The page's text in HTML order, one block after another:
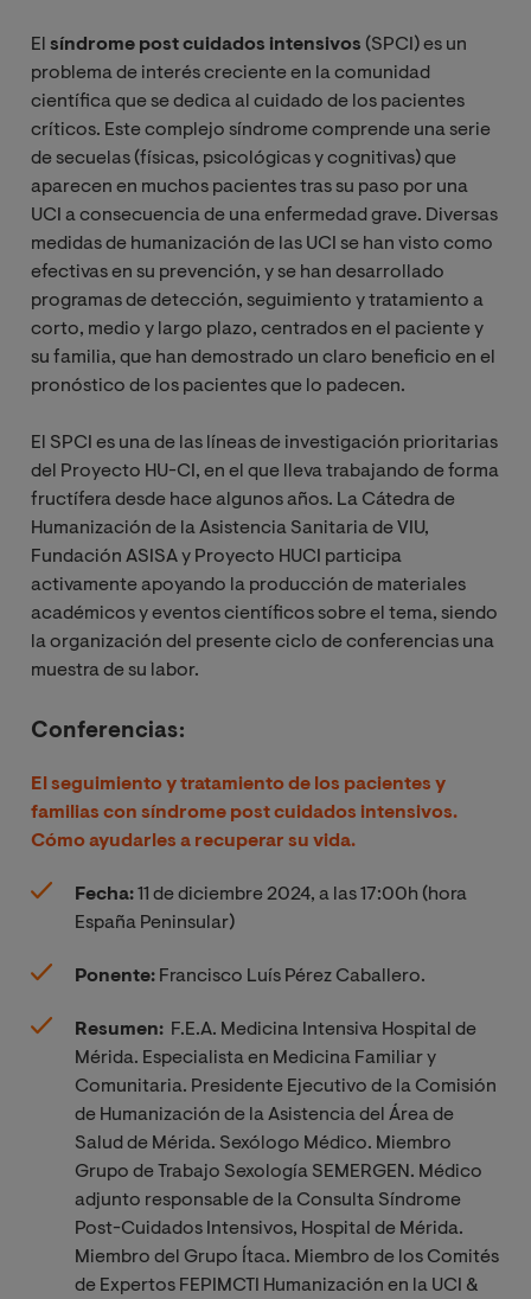
El síndrome post cuidados intensivos (SPCI) es un
problema de interés creciente en la comunidad
científica que se dedica al cuidado de los pacientes
críticos. Este complejo síndrome comprende una serie
de secuelas (físicas, psicológicas y cognitivas) que
aparecen en muchos pacientes tras su paso por una
UCI a consecuencia de una enfermedad grave. Diversas
medidas de humanización de las UCI se han visto como
efectivas en su prevención, y se han desarrollado
programas de detección, seguimiento y tratamiento a
corto, medio y largo plazo, centrados en el paciente y
su familia, que han demostrado un claro beneficio en el
pronóstico de los pacientes que lo padecen.
El SPCI es una de las líneas de investigación prioritarias
del Proyecto HU-CI, en el que lleva trabajando de forma
fructífera desde hace algunos años. La Cátedra de
Humanización de la Asistencia Sanitaria de VIU,
Fundación ASISA y Proyecto HUCI participa
activamente apoyando la producción de materiales
académicos y eventos científicos sobre el tema, siendo
la organización del presente ciclo de conferencias una
muestra de su labor.
Conferencias:
El seguimiento y tratamiento de los pacientes y
familias con síndrome post cuidados intensivos.
Cómo ayudarles a recuperar su vida.
Fecha:11 de diciembre 2024, a las 17:00h (hora
España Peninsular)
Ponente: Francisco Luís Pérez Caballero.
Resumen: F.E.A. Medicina Intensiva Hospital de
Mérida. Especialista en Medicina Familiar y
Comunitaria. Presidente Ejecutivo de la Comisión
de Humanización de la Asistencia del Área de
Salud de Mérida. Sexólogo Médico. Miembro
Grupo de Trabajo Sexología SEMERGEN. Médico
adjunto responsable de la Consulta Síndrome
Post-Cuidados Intensivos, Hospital de Mérida.
Miembro del Grupo Ítaca. Miembro de los Comités
de Expertos FEPIMCTI Humanización en la UCI &